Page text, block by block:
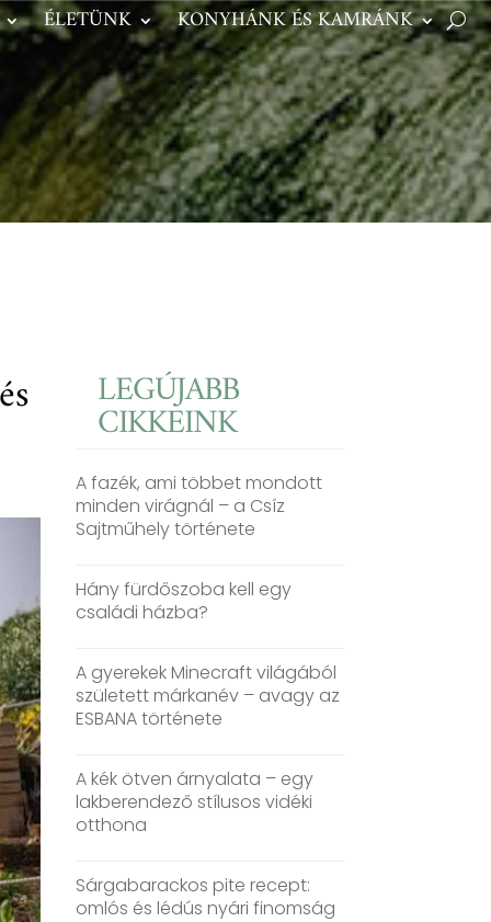
ÉLETÜNK KONYHÁNK ÉS KAMRÁNK
LEGÚJABB
CIKKEINK
A fazék, ami többet mondott
minden virágnál – a Csíz
Sajtműhely története
Hány fürdőszoba kell egy
családi házba?
A gyerekek Minecraft világából
született márkanév – avagy az
ESBANA története
A kék ötven árnyalata – egy
lakberendező stílusos vidéki
otthona
Sárgabarackos pite recept:
omlós és lédús nyári finomság